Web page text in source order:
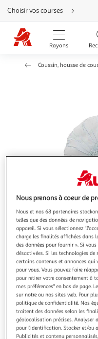
Aller
directement
au
contenu
Aller
directement
Aller
Choisir vos courses
Rayons
Coussin, housse de
J-LINE
Coussin rond déco
Informations Techniques : Dimensions : D. 40 cm Matière :
Coton Spécificités :
Ronde Design Dentelle
Coussin : 300 g/cm3
0,35 kg Couleur : Bleu
En savoir +
Vendu par Paris Prix
Livraison dès 1/2
Nous prenons à coeur de
Nous et nos 68 partenaires
telles que des données de
appareil. Si vous sélectionnez
charge les finalités affichées dans
des données pour fournir ». Si
désactivées. Si les technologies
certains contenus et annonces qui
pour vous. Vous pouvez faire
pour retirer votre consentement à
mes préférences" en bas de page.
sur notre ou nos sites web. Pour
politique de confidentialité. Nos
traitent des données selon les
géolocalisation précises. Analyser
pour l’identification. Stocker et/ou
Publicités et contenu